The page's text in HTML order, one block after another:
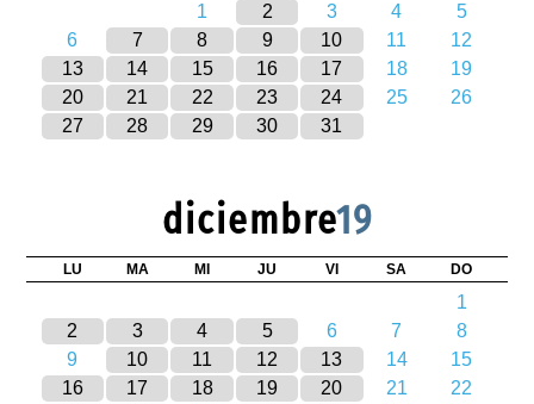
1 2 3 4
5
6
7 8 9 10 11
12
13
14 15 16 17 18
19
20
21 22 23 24 25
26
27
28 29 30 31
diciembre19
LU MA MI JU VI SA DO
1
2
3 4 5 6 7
8
9
10 11 12 13 14
15
16
17 18 19 20 21
22